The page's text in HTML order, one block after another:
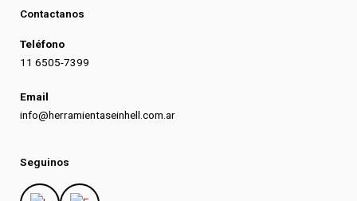
Contactanos
Teléfono
11 6505-7399
Email
info@herramientaseinhell.com.ar
Seguinos